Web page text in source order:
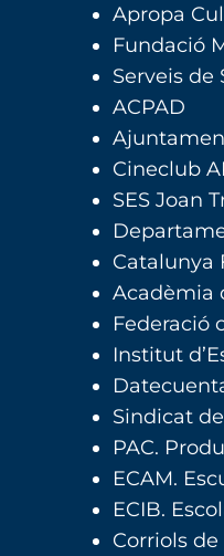
Apropa
Fundació
Serveis de
ACPAD
Cineclub
SES Joan
Catalunya
Acadèmia
Federació
Institut
Sindicat
PAC.
ECAM.
ECIB.
Corriols